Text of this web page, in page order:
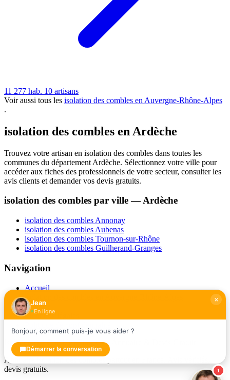
11 277 hab. 10 artisans
Voir aussi tous les isolation des combles en Auvergne-Rhône-Alpes
.
isolation des combles en Ardèche
Trouvez votre artisan en isolation des combles dans toutes les
communes du département Ardèche. Sélectionnez votre ville pour
accéder aux fiches des professionnels de votre secteur, consulter les
avis clients et demander vos devis gratuits.
isolation des combles par ville — Ardèche
isolation des combles Annonay
isolation des combles Aubenas
isolation des combles Tournon-sur-Rhône
isolation des combles Guilherand-Granges
Navigation
Accueil
isolation des combles en Auvergne-Rhône-Alpes
Contact
Mentions légales
Isolation des Combles France — Annuaire & Devis Gratuit
Annuaire isolation des combles partout en France. Avis vérifiés,
devis gratuits.
1
Jean
En ligne
Bonjour, comment puis-je vous aider ?
Démarrer la conversation